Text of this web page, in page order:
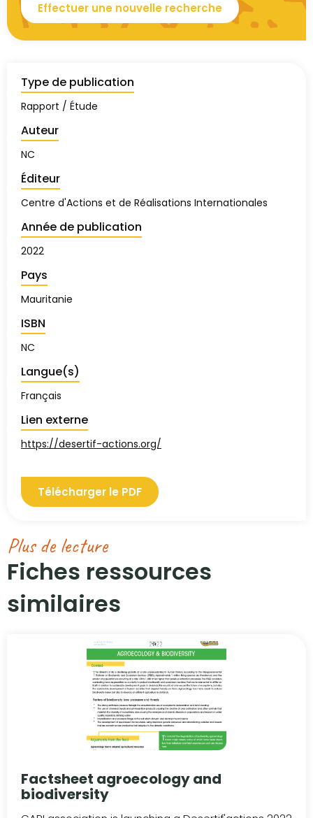
Effectuer une nouvelle recherche
Type de publication
Rapport / Étude
Auteur
NC
Éditeur
Centre d'Actions et de Réalisations Internationales
Année de publication
2022
Pays
Mauritanie
ISBN
NC
Langue(s)
Français
Lien externe
https://desertif-actions.org/
Télécharger le PDF
Plus de lecture
Fiches ressources
similaires​
Factsheet agroecology and
biodiversity